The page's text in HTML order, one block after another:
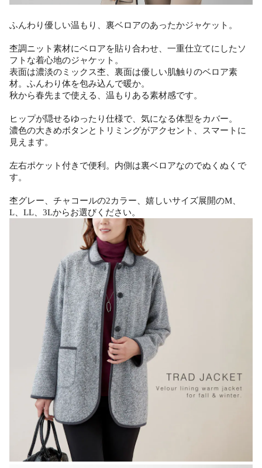
ふんわり優しい温もり、裏ベロアのあったかジャケット。
杢調ニット素材にベロアを貼り合わせ、一重仕立てにしたソ
フトな着心地のジャケット。
表面は濃淡のミックス杢、裏面は優しい肌触りのベロア素
材。ふんわり体を包み込んで暖か。
秋から春先まで使える、温もりある素材感です。
ヒップが隠せるゆったり仕様で、気になる体型をカバー。
濃色の大きめボタンとトリミングがアクセント、スマートに
見えます。
左右ポケット付きで便利。内側は裏ベロアなのでぬくぬくで
す。
杢グレー、チャコールの2カラー、嬉しいサイズ展開のM、
L、LL、3Lからお選びください。